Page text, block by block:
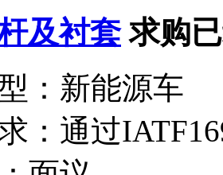
及衬套 求购
： 新能源车
： 通过